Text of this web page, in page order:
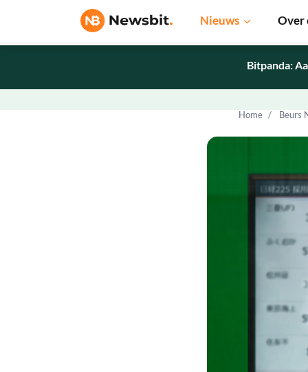
Nieuws Over
Home Beurs
Bitpanda: